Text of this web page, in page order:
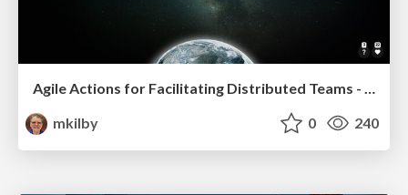
Agile Actions for Facilitating Distributed Teams - ADO2019
mkilby
0 240